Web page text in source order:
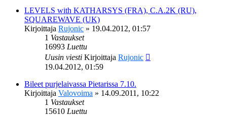
LEVELS with KATHARSYS (FRA), C.A.2K (RU),
SQUAREWAVE (UK)
Kirjoittaja Rujonic » 19.04.2012, 01:57
1 Vastaukset
16993 Luettu
Uusin viesti Kirjoittaja Rujonic
19.04.2012, 01:59
Bileet purjelaivassa Pietarissa 7.10.
Kirjoittaja Valovoima » 14.09.2011, 10:22
1 Vastaukset
15610 Luettu